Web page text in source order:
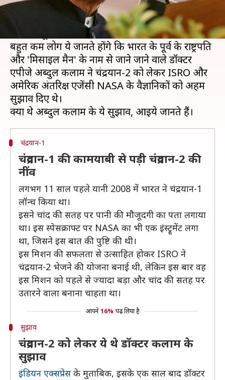
भारत ने चांद की सतह पर उतरने वाला मिशन चंद्रयान-2
लॉन्च कर दिया है। ISRO ने श्रीहरिकोटा से इसे
सफलतापूर्वक लॉन्च किया।
बहुत कम लोग ये जानते होंगे कि भारत के पूर्व के राष्ट्रपति
और 'मिसाइल मैन' के नाम से जाने जाने वाले डॉक्टर
एपीजे अब्दुल कलाम ने चंद्रयान-2 को लेकर ISRO और
अमेरिकी अंतरिक्ष एजेंसी NASA के वैज्ञानिकों को अहम
सुझाव दिए थे।
चंद्रयान-1
चंद्रयान-1 की कामयाबी से पड़ी चंद्रयान-2 की
नींव
लगभग 11 साल पहले यानी 2008 में भारत ने चंद्रयान-1
लॉन्च किया था।
इसने चांद की सतह पर पानी की मौजूदगी का पता लगाया
था। इस स्पेसक्राफ्ट पर NASA का भी एक इंस्ट्रूमेंट लगा
था, जिसने इस बात की पुष्टि की थी।
इस मिशन की सफलता से उत्साहित होकर ISRO ने
चंद्रयान-2 भेजने की योजना बनाई थी, लेकिन इस बार वह
इस मिशन को पहले से ज्यादा बड़ा और चांद की सतह पर
उतारने वाला बनाना चाहता था।
आपने 16% पढ़ लिया है
सुझाव
चंद्रयान-2 को लेकर ये थे डॉक्टर कलाम के
सुझाव
इंडियन एक्सप्रेसके मुताबिक, इसके एक साल बाद डॉक्टर